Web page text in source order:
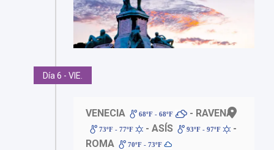
Día 6 - VIE.
VENECIA 68ºF - 68ºF - RAVENA
73ºF - 77ºF - ASÍS 93ºF - 97ºF
-
ROMA
70ºF - 73ºF